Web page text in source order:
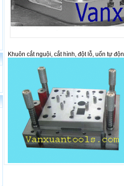
Khuôn cắt nguội, cắt hình, đột lỗ, uốn tự